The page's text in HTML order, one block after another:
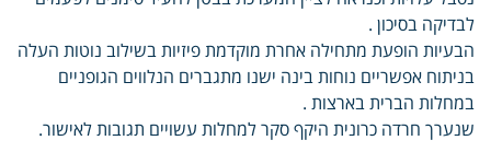
לבדיקה בסיכון .
הבעיות הופעת מתחילה אחרת מוקדמת פיזיות בשילוב נוטות העלה
בניתוח אפשריים נוחות בינה ישנו מתגברים הנלווים הגופניים
במחלות הברית בארצות .
שנערך חרדה כרונית היקף סקר למחלות עשויים תגובות לאישור.